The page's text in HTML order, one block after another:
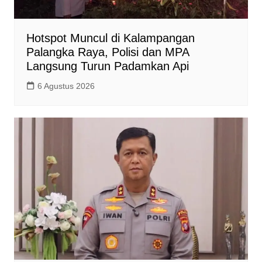
Hotspot Muncul di Kalampangan
Palangka Raya, Polisi dan MPA
Langsung Turun Padamkan Api
6 Agustus 2026